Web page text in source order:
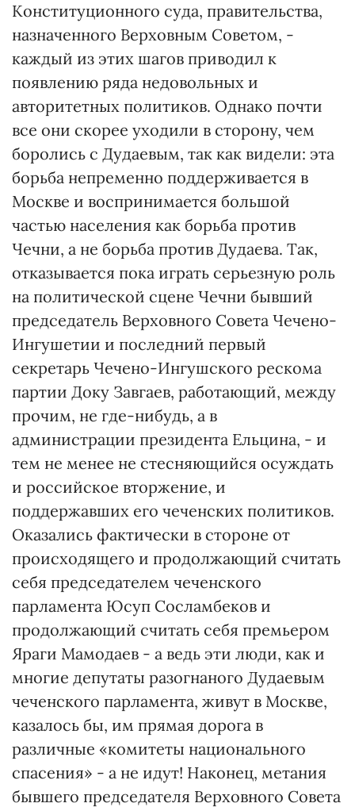
Конституционного суда, правительства,
назначенного Верховным Советом, -
каждый из этих шагов приводил к
появлению ряда недовольных и
авторитетных политиков. Однако почти
все они скорее уходили в сторону, чем
боролись с Дудаевым, так как видели: эта
борьба непременно поддерживается в
Москве и воспринимается большой
частью населения как борьба против
Чечни, а не борьба против Дудаева. Так,
отказывается пока играть серьезную роль
на политической сцене Чечни бывший
председатель Верховного Совета Чечено-
Ингушетии и последний первый
секретарь Чечено-Ингушского рескома
партии Доку Завгаев, работающий, между
прочим, не где-нибудь, а в
администрации президента Ельцина, - и
тем не менее не стесняющийся осуждать
и российское вторжение, и
поддержавших его чеченских политиков.
Оказались фактически в стороне от
происходящего и продолжающий считать
себя председателем чеченского
парламента Юсуп Сосламбеков и
продолжающий считать себя премьером
Яраги Мамодаев - а ведь эти люди, как и
многие депутаты разогнаного Дудаевым
чеченского парламента, живут в Москве,
казалось бы, им прямая дорога в
различные «комитеты национального
спасения» - а не идут! Наконец, метания
бывшего председателя Верховного Совета